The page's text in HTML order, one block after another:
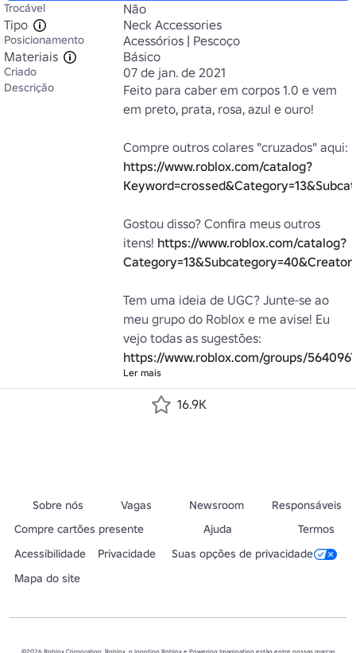
Trocável
Não
Tipo
Neck Accessories
Posicionamento
Acessórios | Pescoço
Materiais
Básico
Criado 07 de jan. de 2021
Descrição
Feito para caber em corpos 1.0 e vem
em preto, prata, rosa, azul e ouro!
https://www.roblox.com/catalog?
Gostou disso? Confira meus outros
itens! https://www.roblox.com/catalog?
Tem uma ideia de UGC? Junte-se ao
meu grupo do Roblox e me avise! Eu
https://www.roblox.com/groups/5640967
Ler mais
16.9K
Sobre nós Vagas Newsroom
Responsáveis
Compre cartões presente
Ajuda
Termos
Acessibilidade
Privacidade
Suas opções de privacidade
Mapa do site
©2026 Roblox Corporation. Roblox, o logotipo Roblox e Powering Imagination estão entre nossas marcas